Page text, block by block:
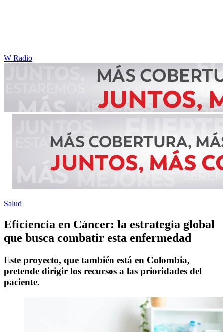
W Radio
Salud
Eficiencia en Cáncer: la estrategia global
que busca combatir esta enfermedad
Este proyecto, que también está en Colombia,
pretende dirigir los recursos a las prioridades del
paciente.